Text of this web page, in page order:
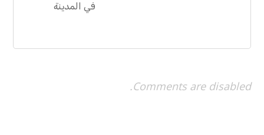
في المدينة
Comments are disabled.